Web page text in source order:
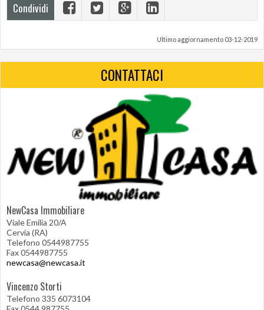
Condividi
Ultimo aggiornamento 03-12-2019
CONTATTACI
NewCasa Immobiliare
Viale Emilia 20/A
Cervia (RA)
Telefono 0544987755
Fax 0544987755
newcasa@newcasa.it
Vincenzo Storti
Telefono 335 6073104